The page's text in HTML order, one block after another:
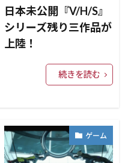
日本未公開『V/H/S』
シリーズ残り三作品が
上陸！
続きを読む
ゲーム